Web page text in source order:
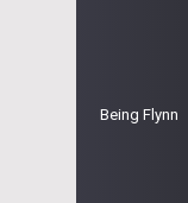
Being Flynn